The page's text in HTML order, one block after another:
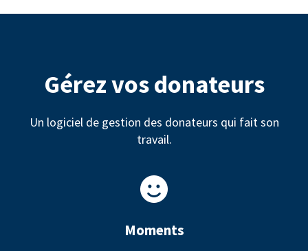
Gérez vos donateurs
Un logiciel de gestion des donateurs qui fait son
travail.
Moments